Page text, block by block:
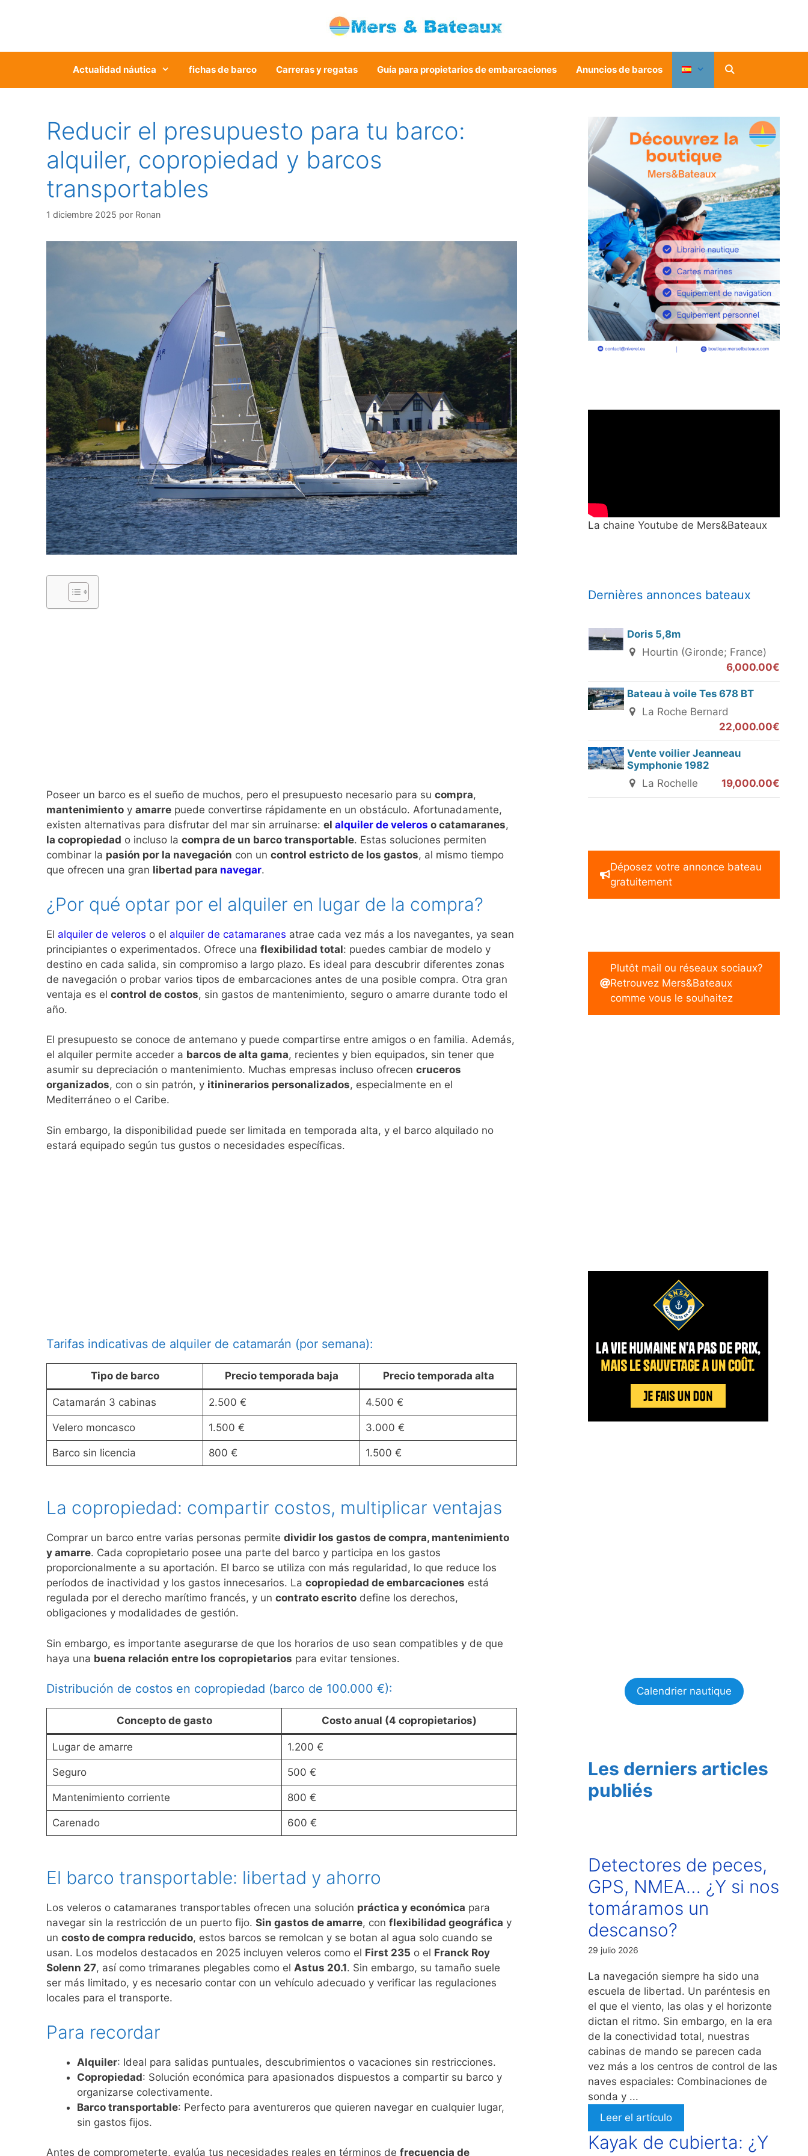
Actualidad náutica fichas de barco Carreras y regatas Guía para propietarios de embarcaciones Anuncios de barcos
Reducir el presupuesto para tu barco:
alquiler, copropiedad y barcos
transportables
1 diciembre 2025 por Ronan
Poseer un barco es el sueño de muchos, pero el presupuesto necesario para su compra,
mantenimiento y amarre puede convertirse rápidamente en un obstáculo. Afortunadamente,
existen alternativas para disfrutar del mar sin arruinarse: el alquiler de veleros o catamaranes,
la copropiedad o incluso la compra de un barco transportable. Estas soluciones permiten
combinar la pasión por la navegación con un control estricto de los gastos, al mismo tiempo
que ofrecen una gran libertad para navegar.
¿Por qué optar por el alquiler en lugar de la compra?
El alquiler de veleros o el alquiler de catamaranes atrae cada vez más a los navegantes, ya sean
principiantes o experimentados. Ofrece una flexibilidad total: puedes cambiar de modelo y
destino en cada salida, sin compromiso a largo plazo. Es ideal para descubrir diferentes zonas
de navegación o probar varios tipos de embarcaciones antes de una posible compra. Otra gran
ventaja es el control de costos, sin gastos de mantenimiento, seguro o amarre durante todo el
año.
El presupuesto se conoce de antemano y puede compartirse entre amigos o en familia. Además,
el alquiler permite acceder a barcos de alta gama, recientes y bien equipados, sin tener que
asumir su depreciación o mantenimiento. Muchas empresas incluso ofrecen cruceros
organizados, con o sin patrón, y itininerarios personalizados, especialmente en el
Mediterráneo o el Caribe.
Sin embargo, la disponibilidad puede ser limitada en temporada alta, y el barco alquilado no
estará equipado según tus gustos o necesidades específicas.
Tarifas indicativas de alquiler de catamarán (por semana):
Tipo de barco Precio temporada baja Precio temporada alta
Catamarán 3 cabinas 2.500 € 4.500 €
Velero moncasco 1.500 € 3.000 €
Barco sin licencia 800 € 1.500 €
La copropiedad: compartir costos, multiplicar ventajas
Comprar un barco entre varias personas permite dividir los gastos de compra, mantenimiento
y amarre. Cada copropietario posee una parte del barco y participa en los gastos
proporcionalmente a su aportación. El barco se utiliza con más regularidad, lo que reduce los
períodos de inactividad y los gastos innecesarios. La copropiedad de embarcaciones está
regulada por el derecho marítimo francés, y un contrato escrito define los derechos,
obligaciones y modalidades de gestión.
Sin embargo, es importante asegurarse de que los horarios de uso sean compatibles y de que
haya una buena relación entre los copropietarios para evitar tensiones.
Distribución de costos en copropiedad (barco de 100.000 €):
Concepto de gasto Costo anual (4 copropietarios)
Lugar de amarre 1.200 €
Seguro 500 €
Mantenimiento corriente 800 €
Carenado 600 €
El barco transportable: libertad y ahorro
Los veleros o catamaranes transportables ofrecen una solución práctica y económica para
navegar sin la restricción de un puerto fijo. Sin gastos de amarre, con flexibilidad geográfica y
un costo de compra reducido, estos barcos se remolcan y se botan al agua solo cuando se
usan. Los modelos destacados en 2025 incluyen veleros como el First 235 o el Franck Roy
Solenn 27, así como trimaranes plegables como el Astus 20.1. Sin embargo, su tamaño suele
ser más limitado, y es necesario contar con un vehículo adecuado y verificar las regulaciones
locales para el transporte.
Para recordar
Alquiler: Ideal para salidas puntuales, descubrimientos o vacaciones sin restricciones.
Copropiedad: Solución económica para apasionados dispuestos a compartir su barco y
organizarse colectivamente.
Barco transportable: Perfecto para aventureros que quieren navegar en cualquier lugar,
sin gastos fijos.
Antes de comprometerte, evalúa tus necesidades reales en términos de frecuencia de
La chaine Youtube de Mers&Bateaux
Dernières annonces bateaux
Doris 5,8m
Hourtin (Gironde; France)
6,000.00€
Bateau à voile Tes 678 BT
La Roche Bernard
22,000.00€
Vente voilier Jeanneau
Symphonie 1982
La Rochelle
19,000.00€
Déposez votre annonce bateau
gratuitement
Plutôt mail ou réseaux sociaux?
Retrouvez Mers&Bateaux
comme vous le souhaitez
Calendrier nautique
Les derniers articles
publiés
Detectores de peces,
GPS, NMEA… ¿Y si nos
tomáramos un
descanso?
29 julio 2026
La navegación siempre ha sido una
escuela de libertad. Un paréntesis en
el que el viento, las olas y el horizonte
dictan el ritmo. Sin embargo, en la era
de la conectividad total, nuestras
cabinas de mando se parecen cada
vez más a los centros de control de las
naves espaciales: Combinaciones de
sonda y ...
Leer el artículo
Kayak de cubierta: ¿Y